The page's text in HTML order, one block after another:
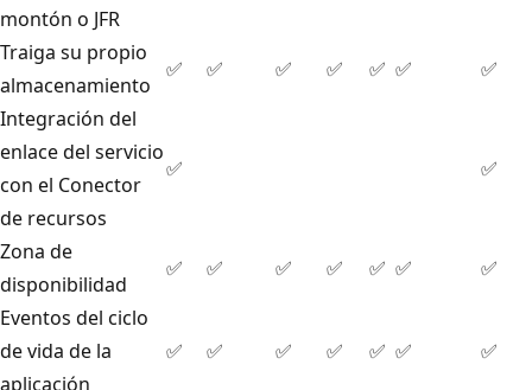
montón o JFR
Traiga su propio
almacenamiento
✅ ✅ ✅ ✅ ✅ ✅
✅
Integración del
enlace del servicio
con el Conector
de recursos
✅ ✅
Zona de
disponibilidad
✅ ✅ ✅ ✅ ✅ ✅
✅
Eventos del ciclo
de vida de la
aplicación
✅ ✅ ✅ ✅ ✅ ✅ ✅